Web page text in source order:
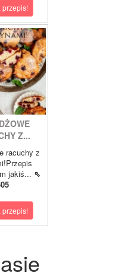
przepis!
Z...
racuchy z
jakiś... ⇖
przepis!